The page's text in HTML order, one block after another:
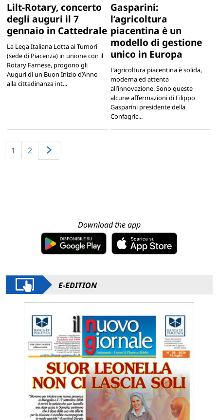
Lilt-Rotary, concerto
degli auguri il 7
gennaio in Cattedrale
La Lega Italiana Lotta ai Tumori
(sede di Piacenza) in unione con il
Rotary Farnese, progono gli
Auguri di un Buon Inizio d’Anno
alla cittadinanza int...
Gasparini:
l’agricoltura
piacentina è un
modello di gestione
unico in Europa
L’agricoltura piacentina è solida,
moderna ed attenta
all’innovazione. Sono queste
alcune affermazioni di Filippo
Gasparini presidente della
Confagric...
1 2
Download the app
E-EDITION